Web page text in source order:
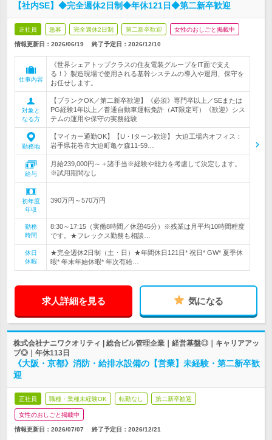
【社内SE】◆完全週休2日制◆年休121日◆第二新卒歓迎
正社員 急募 完全週休2日制 第二新卒歓迎 女性のおしごと掲載中
情報更新日：2026/06/19 終了予定日： 2026/12/10
仕事内容
《世界シェアトップクラスの住友電装グループをIT面で支え
る！》製造現場で使用される基幹システムの導入や運用、保守を
お任せします。
対象と
なる方
【ブランクOK／第二新卒歓迎】《必須》専門卒以上／SEまたは
PG経験1年以上／普通自動車運転免許（AT限定可）《歓迎》シス
テムの運用や保守の実務経験
勤務地
【マイカー通勤OK】【U・Iターン歓迎】 大迫工場内オフィス：
岩手県花巻市大迫町亀ケ森11-59…
給与
月給239,000円～＋諸手当※経験や能力を考慮して決定します。
※試用期間なし
初年度
年収
390万円～570万円
勤務
時間
8:30～17:15（実働8時間／休憩45分）※残業は月平均10時間程度
です。★フレックス勤務も相談…
休日
休暇
★完全週休2日制（土・日）★年間休日121日* 祝日* GW* 夏季休
暇* 年末年始休暇* 年次有給…
求人詳細を見る 気になる
株式会社ナニワクオリティ | 総合ビル管理企業｜経営基盤◎｜キャリアアッ
プ◎｜年休113日
《大阪・京都》消防・給排水設備の【営業】未経験・第二新卒歓
迎
正社員 職種・業種未経験OK 転勤なし 第二新卒歓迎
女性のおしごと掲載中
情報更新日：2026/07/07 終了予定日： 2026/12/21